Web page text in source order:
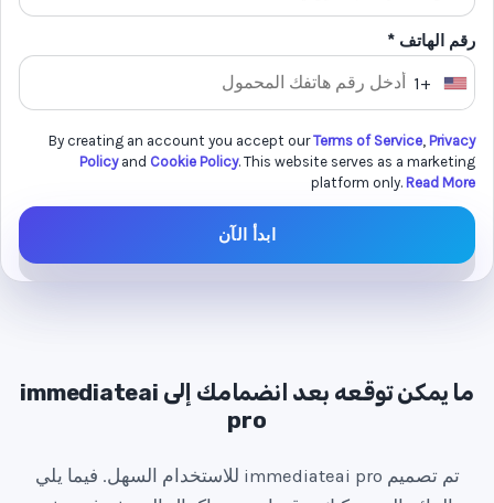
رقم الهاتف *
U
i
t
e
S
e
1
+1
By creating an account you accept ourTerms of Service, Privacy
Policyand Cookie Policy. This website serves as a marketing
platform only. Read More
ابدأ الآن
ما يمكن توقعه بعد انضمامك إلى immediateai
pro
تم تصميم immediateai pro للاستخدام السهل. فيما يلي